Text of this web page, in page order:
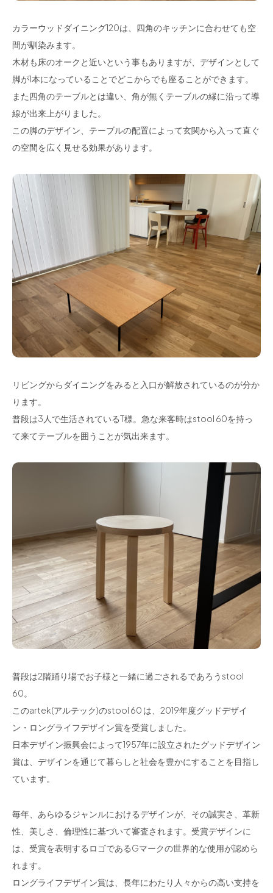
カラーウッドダイニング120は、四角のキッチンに合わせても空
間が馴染みます。
木材も床のオークと近いという事もありますが、デザインとして
脚が1本になっていることでどこからでも座ることができます。
また四角のテーブルとは違い、角が無くテーブルの縁に沿って導
線が出来上がりました。
この脚のデザイン、テーブルの配置によって玄関から入って直ぐ
の空間を広く見せる効果があります。
リビングからダイニングをみると入口が解放されているのが分か
ります。
普段は3人で生活されているT様。急な来客時はstool 60を持っ
て来てテーブルを囲うことが気出来ます。
普段は2階踊り場でお子様と一緒に過ごされるであろうstool
60。
このartek(アルテック)のstool 60 は、2019年度グッドデザイ
ン・ロングライフデザイン賞を受賞しました。
日本デザイン振興会によって1957年に設立されたグッドデザイン
賞は、デザインを通じて暮らしと社会を豊かにすることを目指し
ています。
毎年、あらゆるジャンルにおけるデザインが、その誠実さ、革新
性、美しさ、倫理性に基づいて審査されます。受賞デザインに
は、受賞を表明するロゴであるGマークの世界的な使用が認めら
れます。
ロングライフデザイン賞は、長年にわたり人々からの高い支持を